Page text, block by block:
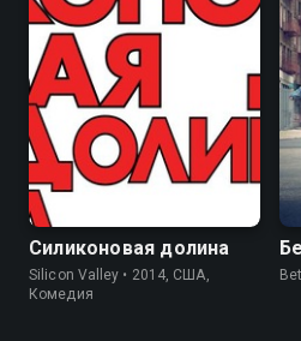
8.4 8.5
Силиконовая долина
Silicon Valley • 2014, США,
Комедия